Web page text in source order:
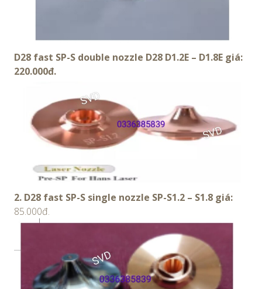
D28 fast SP-S double nozzle D28 D1.2E – D1.8E giá:
220.000đ.
2. D28 fast SP-S single nozzle SP-S1.2 – S1.8 giá:
85.000đ.